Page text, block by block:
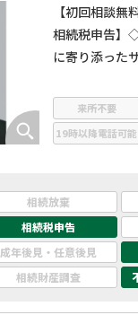
【初回相談
相続税申告】
に寄り添った
来所不要
19時以降電話可能
相続放棄
相続税申告
成年後見・任意後見
相続財産調査